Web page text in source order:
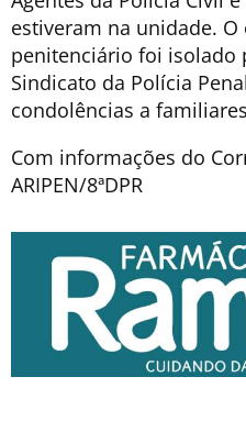
estiveram na unidade.
penitenciário foi isolado
Sindicato da Polícia
condolências a
Com informações do
ARIPEN/8ªDPR